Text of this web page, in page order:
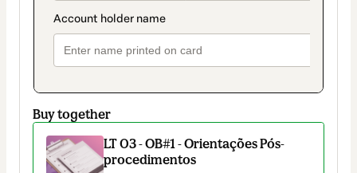
Buy together
LT 03 - OB#1 - Orientações Pós-
procedimentos